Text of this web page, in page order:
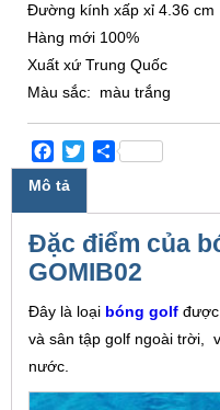
Đường kính xấp xỉ 4.36 cm
Hàng mới 100%
Xuất xứ Trung Quốc
Màu sắc: màu trắng
Facebook
TwitterShare
Mô tả
Đặc điểm của
GOMIB02
Đây là loại bóng golf
và sân tập golf ngoài trời,
nước.